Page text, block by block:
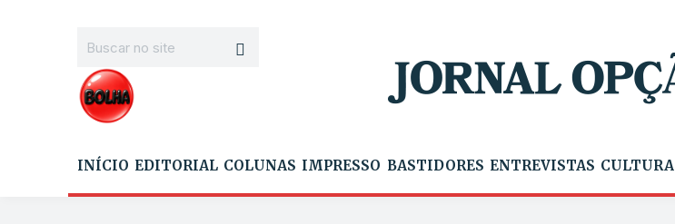
INÍCIO EDITORIAL COLUNAS IMPRESSO BASTIDORES ENTREVISTAS CULTURA